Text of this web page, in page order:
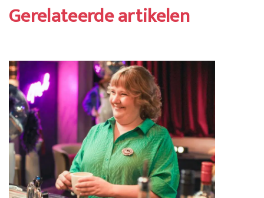
Gerelateerde artikelen